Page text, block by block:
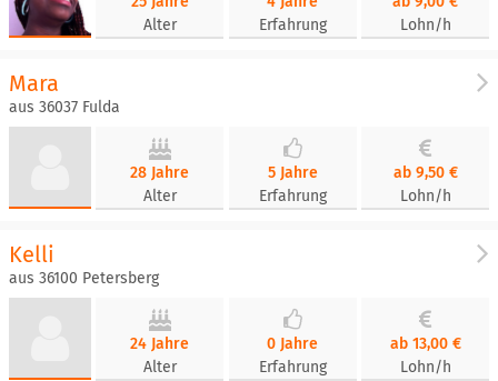
Alter
Erfahrung
Lohn/h
Mara
aus 36037 Fulda
28 Jahre
Alter
5 Jahre
Erfahrung
ab 9,50 €
Lohn/h
Kelli
aus 36100 Petersberg
24 Jahre
Alter
0 Jahre
Erfahrung
ab 13,00 €
Lohn/h